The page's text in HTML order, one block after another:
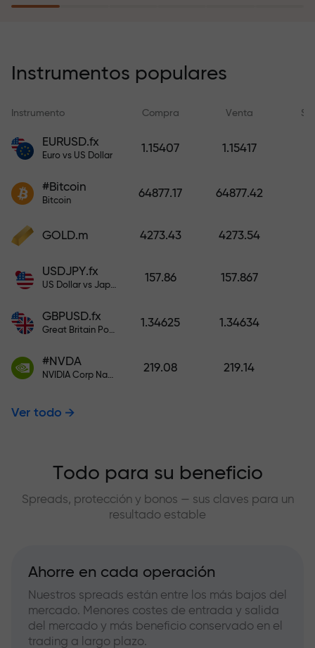
recargar su cuenta.
compensa sus pérdidas y
garantiza triplicar el beneficio
tranquilidad: su capital está
bono mil veces mayor que su
depósito, mayor será el
Instrumentos populares
Instrumento Compra Venta
EURUSD.fx
Euro vs US Dollar
1.15407 1.15417
#Bitcoin
Bitcoin
64877.17 64877.42
GOLD.m 4273.43 4273.54
USDJPY.fx
US Dollar vs Japanese Yen
157.86 157.867
GBPUSD.fx
Great Britain Pound vs US Dollar
1.34625 1.34634
#NVDA
NVIDIA Corp Nasdaq Stock Exchange (Nasdaq) USD
219.08 219.14
Ver todo
Todo para su beneficio
Spreads, protección y bonos — sus claves para un
resultado estable
Ahorre en cada operación
Nuestros spreads están entre los más bajos del
mercado. Menores costes de entrada y salida
del mercado y más beneficio conservado en el
trading a largo plazo.